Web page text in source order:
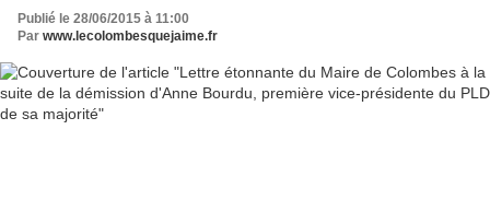
Publié le 28/06/2015 à 11:00
Par www.lecolombesquejaime.fr